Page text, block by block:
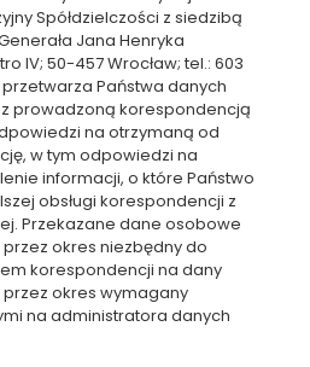
Spółdzielczości z siedzibą
Jana Henryka
IV; 50-457 Wrocław; tel.: 603
Państwa danych
prowadzoną korespondencją
na otrzymaną od
w tym odpowiedzi na
informacji, o które Państwo
obsługi korespondencji z
Przekazane dane osobowe
okres niezbędny do
korespondencji na dany
okres wymagany
na administratora danych